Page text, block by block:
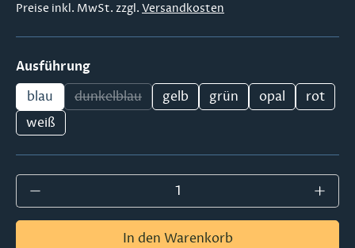
Preise inkl. MwSt. zzgl. Versandkosten
Ausführungauswählen
blau
dunkelblau
(Diese Option ist zurzeit nicht verfügbar.)
gelb grün opal
rot
weiß
Produkt Anzahl: Gib den gewünschten
In den Warenkorb